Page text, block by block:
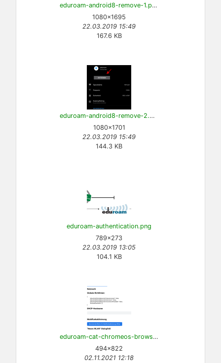
eduroam-android8-remove-1.png
1080×1695
22.03.2019 15:49
167.6 KB
eduroam-android8-remove-2.png
1080×1701
22.03.2019 15:49
144.3 KB
eduroam-authentication.png
789×273
22.03.2019 13:05
104.1 KB
eduroam-cat-chromeos-browser.png
494×822
02.11.2021 12:18